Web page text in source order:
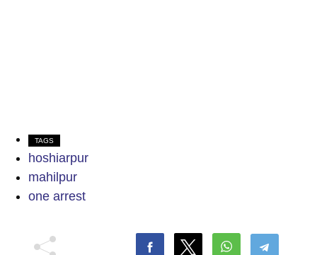
TAGS
hoshiarpur
mahilpur
one arrest